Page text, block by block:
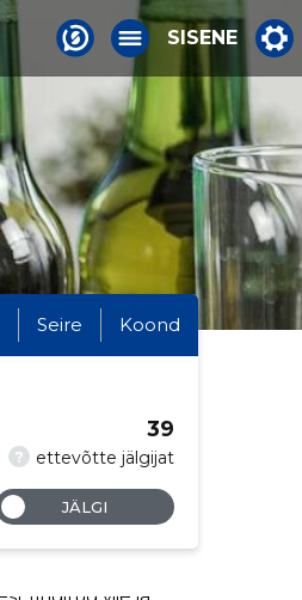
SISENE
Seire Koond
? ettevõtte jälgijat
39
JÄLGI